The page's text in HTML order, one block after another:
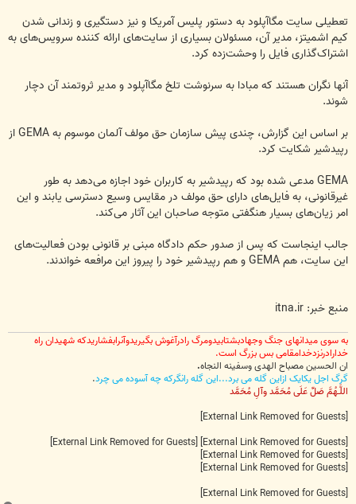
تعطیلی سایت مگاآپلود به دستور پلیس آمریکا و نیز دستگیری و زندانی شدن
کیم اشمیتز، مدیر آن، مسئولان بسیاری از سایت‌های ارائه کننده سرویس‌های به
اشتراک‌گذاری فایل را وحشت‌زده کرد.
آنها نگران هستند که مبادا به سرنوشت تلخ مگاآپلود و مدیر ثروتمند آن دچار
شوند.
بر اساس این گزارش، چندی پیش سازمان حق مولف آلمان موسوم به GEMA از
رپیدشیر شکایت کرد.
GEMA مدعی شده بود که رپیدشیر به کاربران خود اجازه می‌دهد به طور
غیرقانونی، به فایل‌های دارای حق مولف در مقایس وسیع دسترسی یابند و این
امر زیان‌های بسیار هنگفتی متوجه صاحبان این آثار می‌کند.
جالب اینجاست که پس از صدور حکم دادگاه مبنی بر قانونی بودن فعالیت‌های
این سایت، هم GEMA و هم رپیدشیر خود را پیروز این مرافعه خواندند.
منبع خبر: itna.ir
به سوی میدانهای جنگ وجهادبشتابیدومرگ رادرآغوش بگیریدوآنرابفشاریدکه شهیدان راه
خدارادرنزدخدامقامی بس بزرگ است.
ان الحسین مصباح الهدی وسفینه النجاه.
گرگ اجل یکایک ازاین گله می برد...این گله رانگرکه چه آسوده می چرد.
اللَّـهُمَّ صَلِّ عَلَى مُحَمَّد وآلِ مُحَمَّد
[External Link Removed for Guests]
[External Link Removed for Guests]
[External Link Removed for Guests]
[External Link Removed for Guests]
[External Link Removed for Guests]
[External Link Removed for Guests]